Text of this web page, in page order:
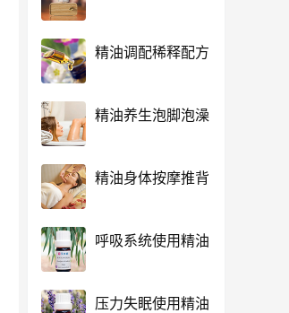
精油调配稀释配方
精油养生泡脚泡澡
精油身体按摩推背
呼吸系统使用精油
压力失眠使用精油